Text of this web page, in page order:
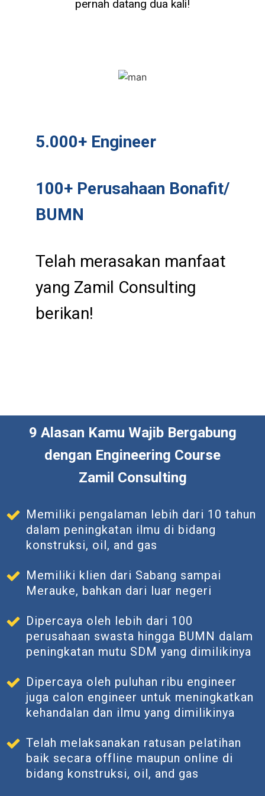
pernah datang dua kali!
5.000+ Engineer
100+ Perusahaan Bonafit/
BUMN
Telah merasakan manfaat
yang Zamil Consulting
berikan!
9 Alasan Kamu Wajib Bergabung
dengan Engineering Course
Zamil Consulting
Memiliki pengalaman lebih dari 10 tahun
dalam peningkatan ilmu di bidang
konstruksi, oil, and gas
Memiliki klien dari Sabang sampai
Merauke, bahkan dari luar negeri
Dipercaya oleh lebih dari 100
perusahaan swasta hingga BUMN dalam
peningkatan mutu SDM yang dimilikinya
Dipercaya oleh puluhan ribu engineer
juga calon engineer untuk meningkatkan
kehandalan dan ilmu yang dimilikinya
Telah melaksanakan ratusan pelatihan
baik secara offline maupun online di
bidang konstruksi, oil, and gas